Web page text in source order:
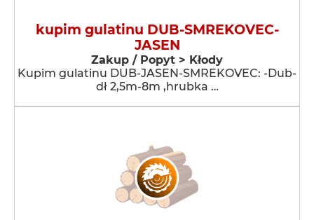
kupim gulatinu DUB-SMREKOVEC-
JASEN
Zakup / Popyt > Kłody
Kupim gulatinu DUB-JASEN-SMREKOVEC: -Dub-
dł 2,5m-8m ,hrubka …